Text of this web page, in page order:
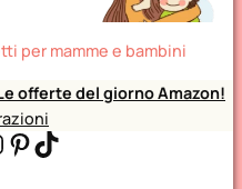
per mamme e bambini
offerte del giorno Amazon!
Pinterest TikTok